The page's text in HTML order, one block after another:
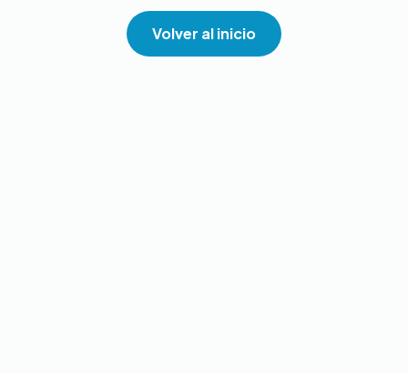
Volver al inicio